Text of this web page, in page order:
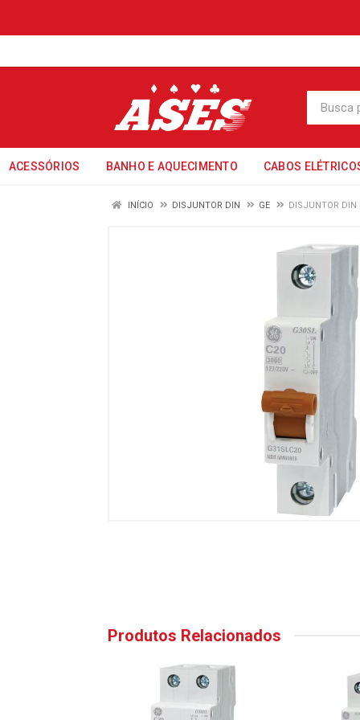
ACESSÓRIOS BANHO E AQUECIMENTO CABOS
INÍCIO DISJUNTOR DIN GE DISJUNTOR DIN
Produtos Relacionados